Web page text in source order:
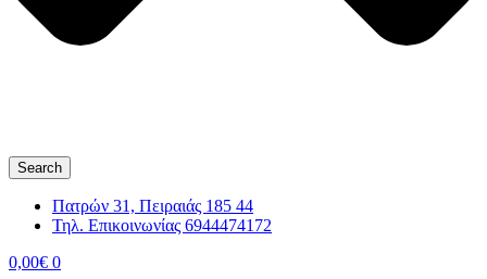
Search
Πατρών 31, Πειραιάς 185 44
Τηλ. Επικοινωνίας 6944474172
0,00€ 0